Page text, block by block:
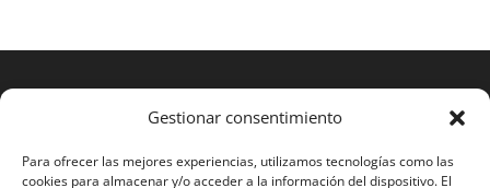
Gestionar consentimiento
Para ofrecer las mejores experiencias, utilizamos tecnologías como las
cookies para almacenar y/o acceder a la información del dispositivo. El